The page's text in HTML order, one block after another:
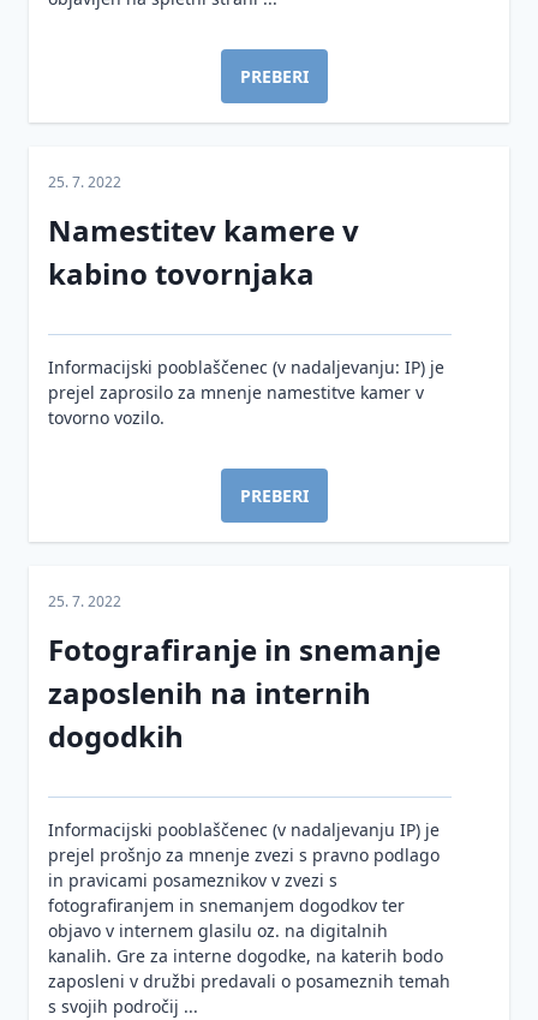
PREBERI
25. 7. 2022
Namestitev kamere v
kabino tovornjaka
Informacijski pooblaščenec (v nadaljevanju: IP) je
prejel zaprosilo za mnenje namestitve kamer v
tovorno vozilo.
PREBERI
25. 7. 2022
Fotografiranje in snemanje
zaposlenih na internih
dogodkih
Informacijski pooblaščenec (v nadaljevanju IP) je
prejel prošnjo za mnenje zvezi s pravno podlago
in pravicami posameznikov v zvezi s
fotografiranjem in snemanjem dogodkov ter
objavo v internem glasilu oz. na digitalnih
kanalih. Gre za interne dogodke, na katerih bodo
zaposleni v družbi predavali o posameznih temah
s svojih področij ...